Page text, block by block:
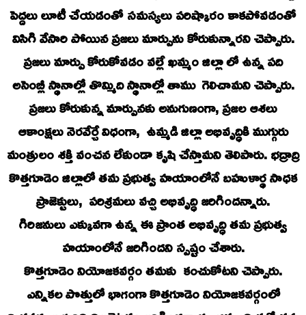
పెద్దలు లూటీ చేయడంతో సమస్యలు పరిష్కారం కాకపోవడంతో
విసిగి వేసారి పోయిన ప్రజలు మార్పును కోరుకున్నారని చెప్పారు.
ప్రజలు మార్పు కోరుకోవడం వల్లే ఖమ్మం జిల్లా లో ఉన్న పది
అసెంబ్లీ స్థానాల్లో తొమ్మిది స్థానాల్లో తాము గెలిచామని చెప్పారు.
ప్రజలు కోరుకున్న మార్పునకు అనుగుణంగా, ప్రజల ఆశలు
ఆకాంక్షలు నెరవేర్చే విధంగా, ఉమ్మడి జిల్లా అభివృద్ధికి ముగ్గురు
మంత్రులం శక్తి వంచన లేకుండా కృషి చేస్తామని తెలిపారు. భద్రాద్రి
కొత్తగూడెం జిల్లాలో తమ ప్రభుత్వ హయాంలోనే బహుళార్థ సాధక
ప్రాజెక్టులు, పరిశ్రమలు వచ్చి అభివృద్ధి జరిగిందన్నారు.
గిరిజనులు ఎక్కువగా ఉన్న ఈ ప్రాంత అభివృద్ధి తమ ప్రభుత్వ
హయాంలోనే జరిగిందని స్పష్టం చేశారు.
కొత్తగూడెం నియోజకవర్గం తమకు కంచుకోటని చెప్పారు.
ఎన్నికల పొత్తులో భాగంగా కొత్తగూడెం నియోజకవర్గంలో